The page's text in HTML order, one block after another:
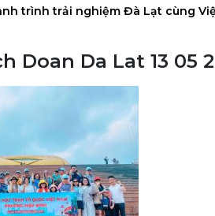
trình trải nghiệm Đà Lạt cùng
Doan Da Lat 13 05